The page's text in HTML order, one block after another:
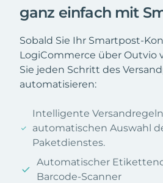
ganz einfach mit
Sobald Sie Ihr Smartpost-
LogiCommerce über Outvio
Sie jeden Schritt des
automatisieren:
Intelligente
automatischen Auswahl
Paketdienstes.
Automatischer
Barcode-Scanner